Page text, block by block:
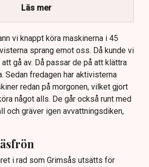
sabotage.
plats står maktlös inför
finansiering av illegal aktivism.
Läs mer
vi knappt köra maskinerna i 45
sprang emot oss. Då kunde vi
att gå av. Då passar de på att klättra
Sedan fredagen har aktivisterna
redan på morgonen, vilket gjort
något alls. De går också runt med
och gräver igen avvattningsdiken,
i rad som Grimsås utsätts för